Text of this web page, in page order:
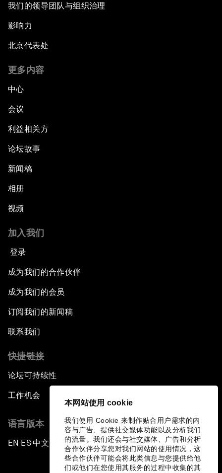
本网站使用 cookie
我们使用 Cookie 来制作贴合用户需求的内
容与广告、提供社交媒体功能以及分析我们
的流量。我们还会与社交媒体、广告和分析
合作伙伴分享您对我们网站的使用情况，这
些合作伙伴可能会将此类信息与您提供给他
们或他们在您使用其服务的过程中收集的其
我们的领导团队与组织治理
影响力
北京代表处
更多内容
中心
会议
利益相关方
论坛故事
新闻稿
相册
视频
加入我们
登录
成为我们的合作伙伴
成为我们的会员
订阅我们的新闻稿
联系我们
快捷链接
论坛可持续性
工作机会
语言版本
EN ▪ES▪中文▪ 日本語